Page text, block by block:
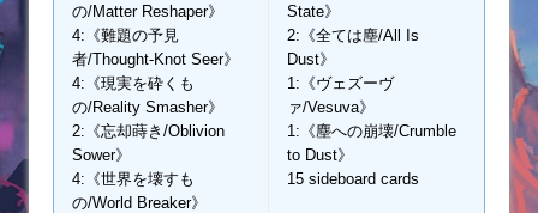
の/Matter Reshaper》
4:《難題の予見
者/Thought-Knot Seer》
4:《現実を砕くも
の/Reality Smasher》
2:《忘却蒔き/Oblivion
Sower》
4:《世界を壊すも
の/World Breaker》
State》
2:《全ては塵/All Is
Dust》
1:《ヴェズーヴ
ァ/Vesuva》
1:《塵への崩壊/Crumble
to Dust》
15 sideboard cards